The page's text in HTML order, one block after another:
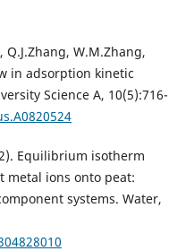
Q.J.Zhang, W.M.Zhang,
in adsorption kinetic
Science A, 10(5):716-
Equilibrium isotherm
metal ions onto peat:
systems. Water,